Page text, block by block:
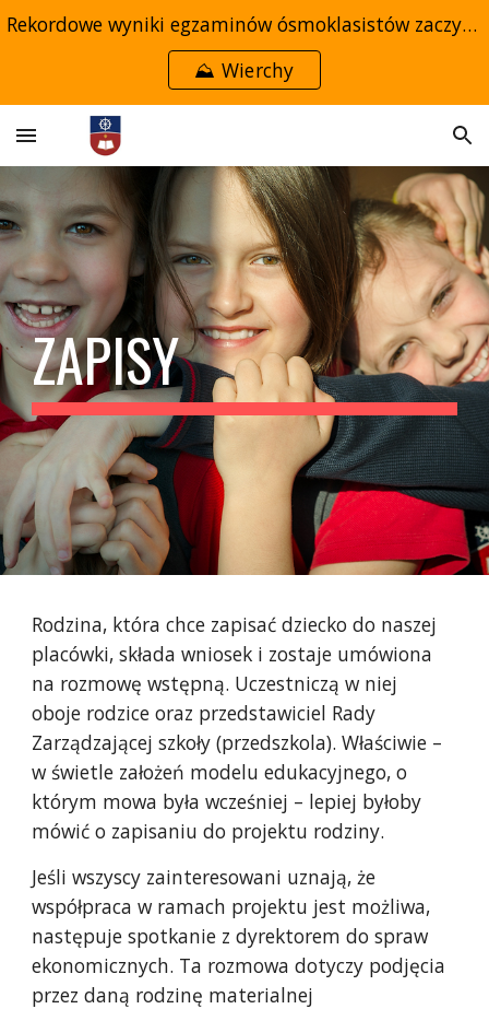
Skip to main content Skip to navigation
Rekordowe wyniki egzaminów ósmoklasistów zaczynają się w przedszkolu →
⛰️ Wierchy
ZAPISY
Rodzina, która chce zapisać dziecko do naszej
placówki, składa wniosek i zostaje umówiona
na rozmowę wstępną. Uczestniczą w niej
oboje rodzice oraz przedstawiciel Rady
Zarządzającej szkoły (przedszkola). Właściwie –
w świetle założeń modelu edukacyjnego, o
którym mowa była wcześniej – lepiej byłoby
mówić o zapisaniu do projektu rodziny.
Jeśli wszyscy zainteresowani uznają, że
współpraca w ramach projektu jest możliwa,
następuje spotkanie z dyrektorem do spraw
ekonomicznych. Ta rozmowa dotyczy podjęcia
przez daną rodzinę materialnej